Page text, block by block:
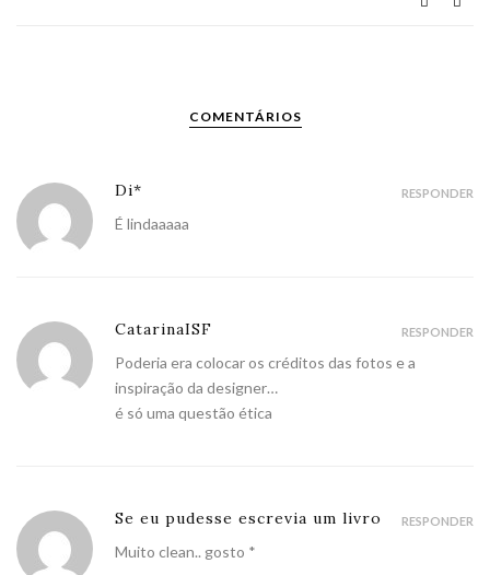
COMENTÁRIOS
Di*
É lindaaaaa
RESPONDER
CatarinaISF
Poderia era colocar os créditos das fotos e a
inspiração da designer…
é só uma questão ética
RESPONDER
Se eu pudesse escrevia um livro
Muito clean.. gosto *
RESPONDER